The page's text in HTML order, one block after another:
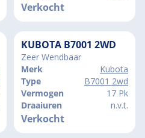
Verkocht
KUBOTA B7001 2WD
Zeer Wendbaar
Merk
Kubota
Type
B7001 2wd
Vermogen
17 Pk
Draaiuren
n.v.t.
Verkocht